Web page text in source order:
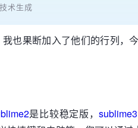
术生成
也果断加入了他们的行列，
是比较稳定版，sublime3